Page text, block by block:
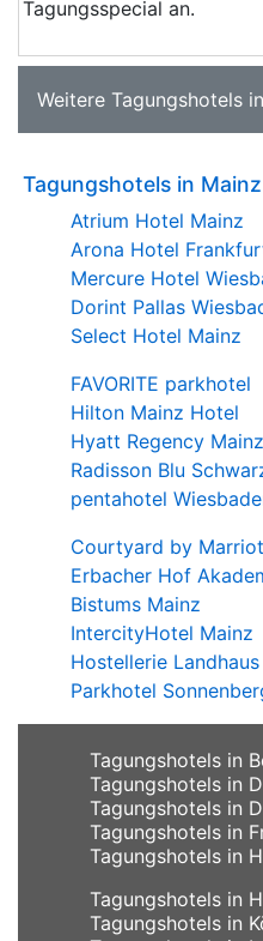
Tagungsspecial an.
Weitere Tagungshotels
Tagungshotels in
Atrium Hotel Mainz
Arona Hotel
Mercure Hotel
Dorint Pallas
Select Hotel Mainz
FAVORITE parkhotel
Hilton Mainz Hotel
Hyatt Regency Mainz
Radisson Blu
pentahotel
Courtyard by
Erbacher Hof
Bistums Mainz
IntercityHotel Mainz
Hostellerie
Parkhotel
Tagungshotels in
Tagungshotels in
Tagungshotels in
Tagungshotels in
Tagungshotels in
Tagungshotels in
Tagungshotels in